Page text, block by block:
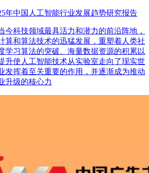
年中国人工智能行业发展趋势研究报告
今科技领域最具活力和潜力的前沿阵地，
算和算法技术的迅猛发展，重塑着人类社
学习算法的突破、海量数据资源的积累以
升使人工智能技术从实验室走向了现实世
发挥着至关重要的作用，并逐渐成为推动
升级的核心力